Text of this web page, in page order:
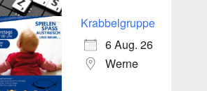
Krabbelgruppe
6 Aug. 26
Werne